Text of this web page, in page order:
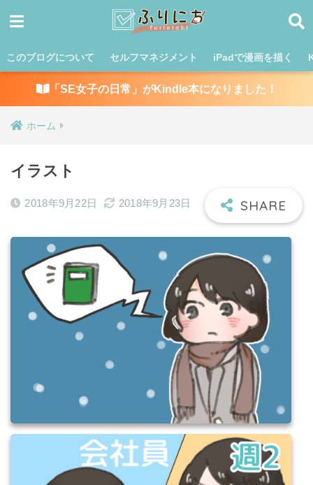
このブログについて セルフマネジメント iPadで漫画を描く
「SE女子の日常」がKindle本になりました！
ホーム
イラスト
2018年9月22日 2018年9月23日